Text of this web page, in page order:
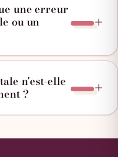
une erreur
ou un
n'est-elle
?